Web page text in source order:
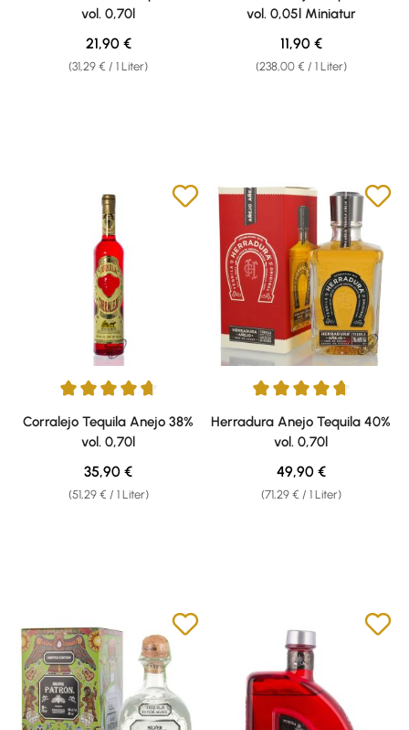
vol. 0,70l
(31,29 € / 1 Liter)
Regulärer Preis:
21,90 €
vol. 0,05l Miniatur
(238,00 € / 1 Liter)
Regulärer Preis:
11,90 €
Durchschnittliche Bewertung von 4.71 von 5 Sternen
Corralejo Tequila Anejo 38%
vol. 0,70l
(51,29 € / 1 Liter)
Regulärer Preis:
35,90 €
Durchschnittliche Bewertung
Herradura Anejo Tequila 40%
vol. 0,70l
(71,29 € / 1 Liter)
Regulärer Preis:
49,90 €